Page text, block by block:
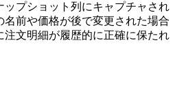
ップショット列にキャプチャされ
名前や価格が後で変更された場合
注文明細が履歴的に正確に保たれ